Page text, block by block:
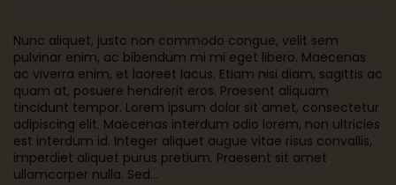
Nunc aliquet, justo non commodo congue, velit sem
pulvinar enim, ac bibendum mi mi eget libero. Maecenas
ac viverra enim, et laoreet lacus. Etiam nisi diam, sagittis ac
quam at, posuere hendrerit eros. Praesent aliquam
tincidunt tempor. Lorem ipsum dolor sit amet, consectetur
adipiscing elit. Maecenas interdum odio lorem, non ultricies
est interdum id. Integer aliquet augue vitae risus convallis,
imperdiet aliquet purus pretium. Praesent sit amet
ullamcorper nulla. Sed...